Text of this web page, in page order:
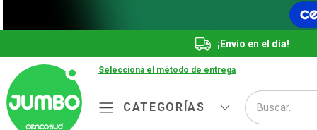
¡Envío en el día!
Seleccioná el método de entrega
CATEGORÍAS
Buscar...